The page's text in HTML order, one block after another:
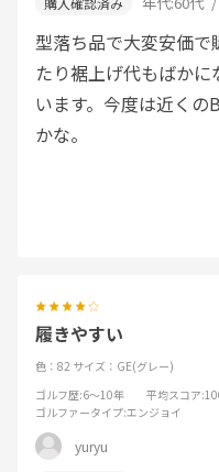
型落ち品で大変安価で
たり裾上げ代もばか
います。今度は近くの
かな。
履きやすい
色：82 サイズ：GE(グレー)
ゴルフ歴:6～10年 平均スコア
ゴルファータイプ:エンジョイ
yuryu